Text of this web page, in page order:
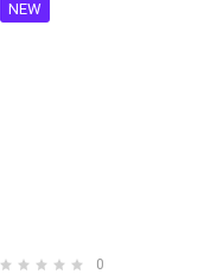
NEW
0